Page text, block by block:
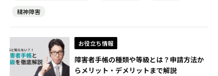
精神障害
お役立ち情報
障害者手帳の種類や等級とは？申請方法か
らメリット・デメリットまで解説